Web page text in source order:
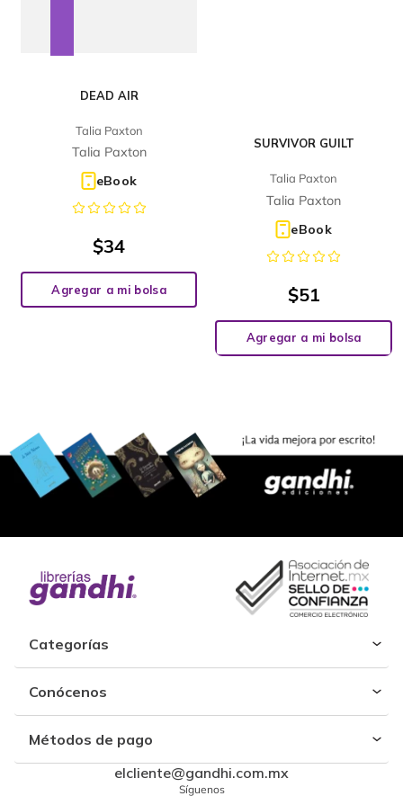
DEAD AIR
Talia Paxton
Talia Paxton
eBook
$34
Agregar a mi bolsa
SURVIVOR GUILT
Talia Paxton
Talia Paxton
eBook
$51
Agregar a mi bolsa
Categorías
Conócenos
Métodos de pago
elcliente@gandhi.com.mx
Síguenos